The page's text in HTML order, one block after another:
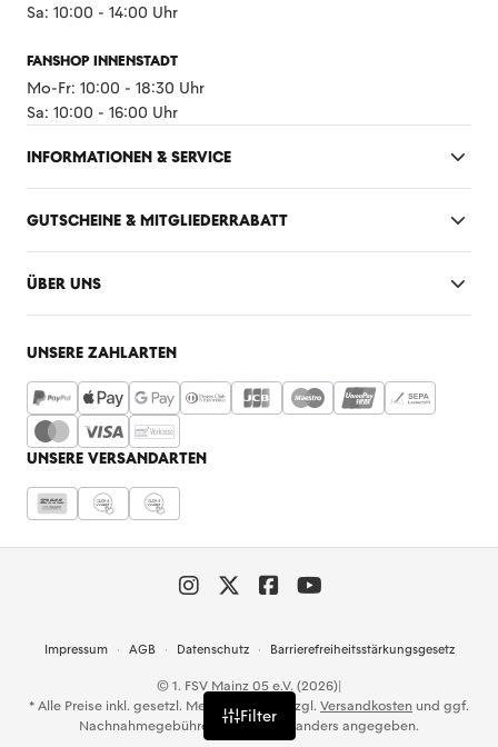
Filter
Sa: 10:00 - 14:00 Uhr
FANSHOP INNENSTADT
Mo-Fr: 10:00 - 18:30 Uhr
Sa: 10:00 - 16:00 Uhr
INFORMATIONEN & SERVICE
GUTSCHEINE & MITGLIEDERRABATT
ÜBER UNS
UNSERE ZAHLARTEN
UNSERE VERSANDARTEN
Impressum AGB Datenschutz Barrierefreiheitsstärkungsgesetz
© 1. FSV Mainz 05 e.V. (2026)|
* Alle Preise inkl. gesetzl. Mehrwertsteuer zzgl. Versandkosten und ggf.
Nachnahmegebühren, wenn nicht anders angegeben.